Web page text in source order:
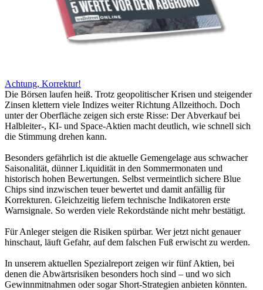
Achtung, Korrektur!
Die Börsen laufen heiß. Trotz geopolitischer Krisen und steigender
Zinsen klettern viele Indizes weiter Richtung Allzeithoch. Doch
unter der Oberfläche zeigen sich erste Risse: Der Abverkauf bei
Halbleiter-, KI- und Space-Aktien macht deutlich, wie schnell sich
die Stimmung drehen kann.
Besonders gefährlich ist die aktuelle Gemengelage aus schwacher
Saisonalität, dünner Liquidität in den Sommermonaten und
historisch hohen Bewertungen. Selbst vermeintlich sichere Blue
Chips sind inzwischen teuer bewertet und damit anfällig für
Korrekturen. Gleichzeitig liefern technische Indikatoren erste
Warnsignale. So werden viele Rekordstände nicht mehr bestätigt.
Für Anleger steigen die Risiken spürbar. Wer jetzt nicht genauer
hinschaut, läuft Gefahr, auf dem falschen Fuß erwischt zu werden.
In unserem aktuellen Spezialreport zeigen wir fünf Aktien, bei
denen die Abwärtsrisiken besonders hoch sind – und wo sich
Gewinnmitnahmen oder sogar Short-Strategien anbieten könnten.